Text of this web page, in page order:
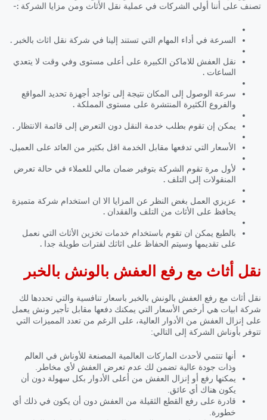
تصنف على أننا أولي الشركات في عملية نقل الأثاث ومن مزايا الشركة :-
السرعة في أداء المهام التي تستند إلينا في شركة نقل اثاث بالخبر .
نقل العفش للاماكن الكبيرة على أعلى مستوى وفي وقت لا يتعدي
الساعات .
سرعة الوصول إلى المكان نتيجة إلى تواجد أجهزة تحديد المواقع
والفروع الكثيرة المنتشرة على مستوى المملكة .
يمكن إن تقوم بطلب خدمة النقل دون التعرض إلى قائمة الانتظار .
الأسعار التي تدفعها مقابل الخدمة اقل بكثير من العائد على العميل.
لأول مرة تقوم الشركة بتوفير ضمان مالي للعملاء في حالة تعرض
المنقولات إلى التلف .
عزيزي العمل بغض النظر عن المزايا الا ان استخدام شركة متميزة
يحافظ على الأثاث من التلف والفقدان .
بالطبع يمكن ان تقوم باستخدام خدمات تخزين الأثاث التي نعمل
على تقديمها وسيتم الحفاظ على اثاثك لفترات طويلة جدا .
نقل أثاث مع رفع العفش بالونش بالخبر
نقل أثاث مع رفع العفش بالونش بالخبر باسعار تنافسية والتي تحددها لك
شركة ابيات هي أرخص الأسعار التي يمكنك دفعها مقابل تأجير ونش يعمل
على إنزال العفش من الأدوار العالية، على الرغم من تعدد المميزات التي
تتوفر بأوناش الشركة إلى التالي:
أنها تنتمي لأحدث الماركات العالمية المصنعة للأوناش في العالم
وذات جودة عالية تضمن لك عدم تعرض العفش لأي مخاطر.
يمكنها رفع أو إنزال العفش من أعلى الأدوار بكل سهولة دون أن
يكون هناك أي عائق.
قادرة على رفع القطع الثقيلة من العفش دون أن يكون في ذلك أي
خطورة.